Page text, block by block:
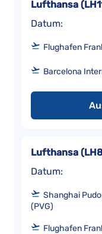
Datum:
Lufthansa (
Flughafen
Barcelona
Datum:
Lufthansa (
Shanghai
(PVG)
Flughafen